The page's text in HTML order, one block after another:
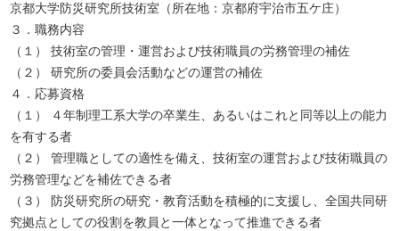
京都大学防災研究所技術室（所在地：京都府宇治市五ケ庄）
３．職務内容
（１） 技術室の管理・運営および技術職員の労務管理の補佐
（２） 研究所の委員会活動などの運営の補佐
４．応募資格
（１） ４年制理工系大学の卒業生、あるいはこれと同等以上の能力
を有する者
（２） 管理職としての適性を備え、技術室の運営および技術職員の
労務管理などを補佐できる者
（３） 防災研究所の研究・教育活動を積極的に支援し、全国共同研
究拠点としての役割を教員と一体となって推進できる者